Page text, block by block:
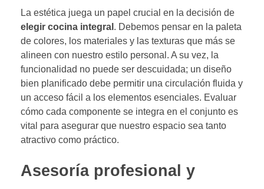
La estética juega un papel crucial en la decisión de
elegir cocina integral . Debemos pensar en la paleta
de colores, los materiales y las texturas que más se
alineen con nuestro estilo personal. A su vez, la
funcionalidad no puede ser descuidada; un diseño
bien planificado debe permitir una circulación fluida y
un acceso fácil a los elementos esenciales. Evaluar
cómo cada componente se integra en el conjunto es
vital para asegurar que nuestro espacio sea tanto
atractivo como práctico.
Asesoría profesional y